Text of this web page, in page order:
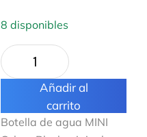
8 disponibles
Añadir al
carrito
Botella de agua MINI